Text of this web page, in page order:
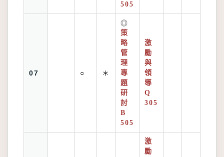
505
07 ○ ＊
◎
策
略
管
理
專
題
研
討
B
505
激
勵
與
領
導
Q
305
激
勵